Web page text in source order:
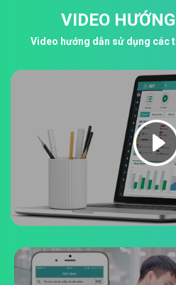
VIDEO
Video hướng dẫn sử dụng các